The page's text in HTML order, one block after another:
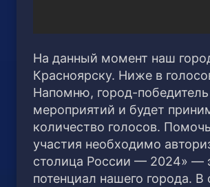
На данный момент наш
Красноярску. Ниже в
Напомню, город-
мероприятий и будет
количество голосов.
участия необходимо
столица России — 2024» —
потенциал нашего города.